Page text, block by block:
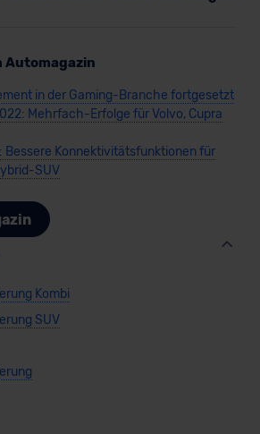
Automagazin
in der Gaming-Branche fortgesetzt
Mehrfach-Erfolge für Volvo, Cupra
Bessere Konnektivitätsfunktionen für
SUV
Kombi
SUV